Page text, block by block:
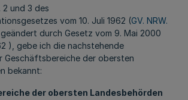
2 und 3 des
vom 10. Juli 1962 (GV. NRW.
durch Gesetz vom 9. Mai 2000
), gebe ich die nachstehende
Geschäftsbereiche der obersten
bekannt:
der obersten Landesbehörden